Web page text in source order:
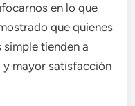
en lo que
que quienes
tienden a
y mayor satisfacción